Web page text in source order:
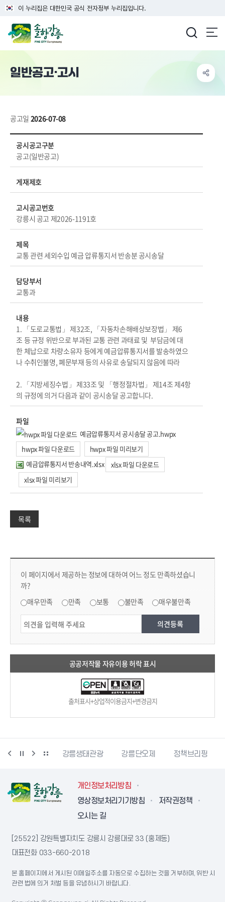
이 누리집은 대한민국 공식 전자정부 누리집입니다.
일반공고·고시
공고일 2026-07-08
공시공고구분
공고(일반공고)
게재제호
고시공고번호
강릉시 공고 제2026-1191호
제목
교통 관련 세외수입 예금 압류통지서 반송분 공시송달
담당부서
교통과
내용
1. 「도로교통법」 제32조, 「자동차손해배상보장법」 제6
조 등 규정 위반으로 부과된 교통 관련 과태료 및 부담금에 대
한 체납으로 차량소유자 등에게 예금압류통지서를 발송하였으
나 수취인불명, 폐문부재 등의 사유로 송달되지 않음에 따라
2. 「지방세징수법」 제33조 및 「행정절차법」 제14조 제4항
의 규정에 의거 다음과 같이 공시송달 공고합니다.
파일
예금압류통지서 공시송달 공고.hwpx
hwpx 파일 다운로드
hwpx 파일 미리보기
예금압류통지서 반송내역.xlsx
xlsx 파일 다운로드
xlsx 파일 미리보기
목록
컨텐츠 만족도 조사 & 공공저작물 자유이용 허락 표시
이 페이지에서 제공하는 정보에 대하여 어느 정도 만족하셨습니
까?
매우만족 만족 보통 불만족 매우불만족
공공저작물 자유이용 허락 표시
출처표시+상업적이용금지+변경금지
동물사랑센터 강릉생태관광 강릉단오제 정책브리핑
개인정보처리방침
영상정보처리기기방침
저작권정책
오시는 길
[25522] 강원특별자치도 강릉시 강릉대로 33 (홍제동)
대표전화 033-660-2018
본 홈페이지에서 게시된 이메일주소를 자동으로 수집하는 것을 거부하며, 위반 시
관련 법에 의거 처벌 등을 유념하시기 바랍니다.